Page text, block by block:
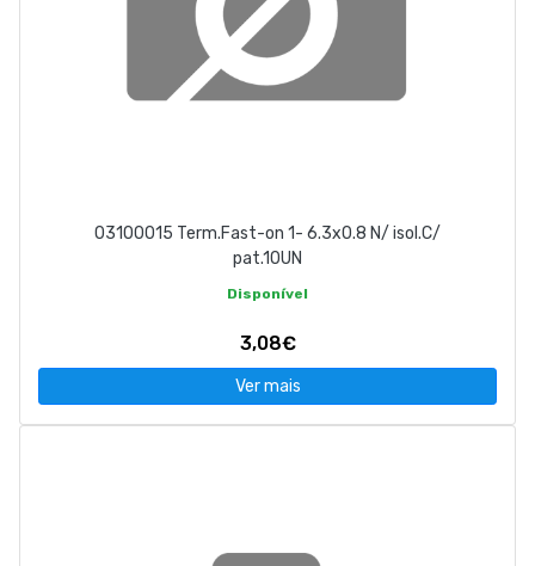
03100015 Term.Fast-on 1- 6.3x0.8 N/ isol.C/
pat.10UN
Disponível
3,08€
Ver mais